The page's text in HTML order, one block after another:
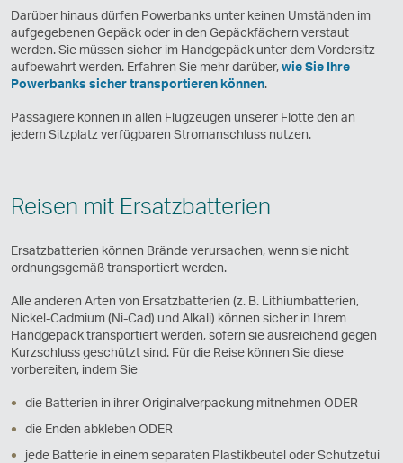
Darüber hinaus dürfen Powerbanks unter keinen Umständen im
aufgegebenen Gepäck oder in den Gepäckfächern verstaut
werden. Sie müssen sicher im Handgepäck unter dem Vordersitz
aufbewahrt werden. Erfahren Sie mehr darüber,wie Sie Ihre
Powerbanks sicher transportieren können.
Passagiere können in allen Flugzeugen unserer Flotte den an
jedem Sitzplatz verfügbaren Stromanschluss nutzen.
Reisen mit Ersatzbatterien
Ersatzbatterien können Brände verursachen, wenn sie nicht
ordnungsgemäß transportiert werden.
Alle anderen Arten von Ersatzbatterien (z. B. Lithiumbatterien,
Nickel-Cadmium (Ni-Cad) und Alkali) können sicher in Ihrem
Handgepäck transportiert werden, sofern sie ausreichend gegen
Kurzschluss geschützt sind. Für die Reise können Sie diese
vorbereiten, indem Sie
die Batterien in ihrer Originalverpackung mitnehmen ODER
die Enden abkleben ODER
jede Batterie in einem separaten Plastikbeutel oder Schutzetui